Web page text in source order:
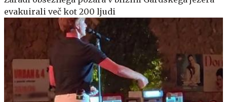
evakuirali več kot 200 ljudi